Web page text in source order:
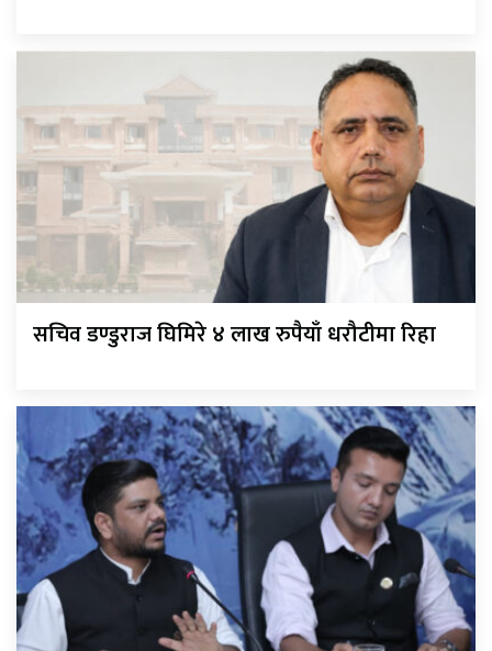
सचिव डण्डुराज घिमिरे ४ लाख रुपैयाँ धरौटीमा रिहा